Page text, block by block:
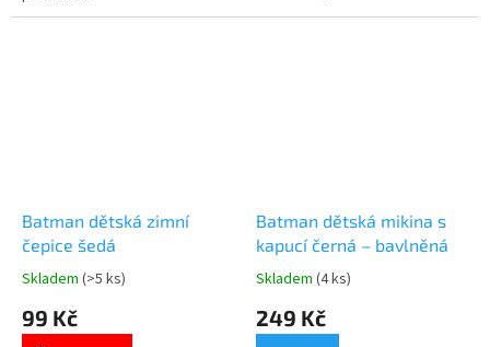
motivem 👉 AVENGERS
motivem 👉 AVENGERS
Batman dětská zimní
čepice šedá
Průměrné
produktu
Skladem (>5 ks)
99 Kč
Batman dětská mikina s
kapucí černá – bavlněná
Průměrné
produktu
Skladem (4 ks)
249 Kč